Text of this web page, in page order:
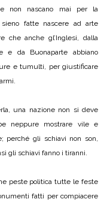
non nascano mai per la
fatte nascere ad arte
che anche gl’Inglesi, dalla
e da Buonaparte abbiano
e tumulti, per giustificare
una nazione non si deve
neppure mostrare vile e
perché gli schiavi non son,
gli schiavi fanno i tiranni.
peste politica tutte le feste
fatti per compiacere